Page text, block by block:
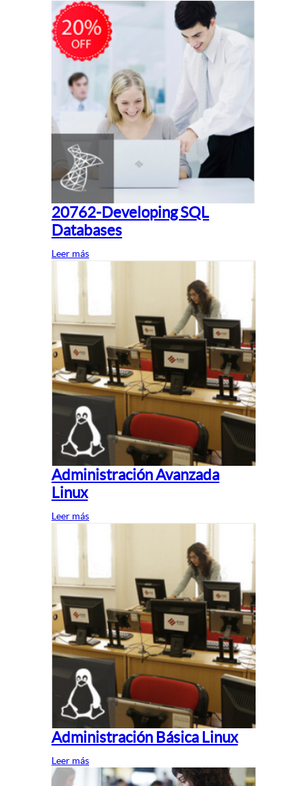
20762-Developing SQL
Databases
Leer más
Administración Avanzada
Linux
Leer más
Administración Básica Linux
Leer más